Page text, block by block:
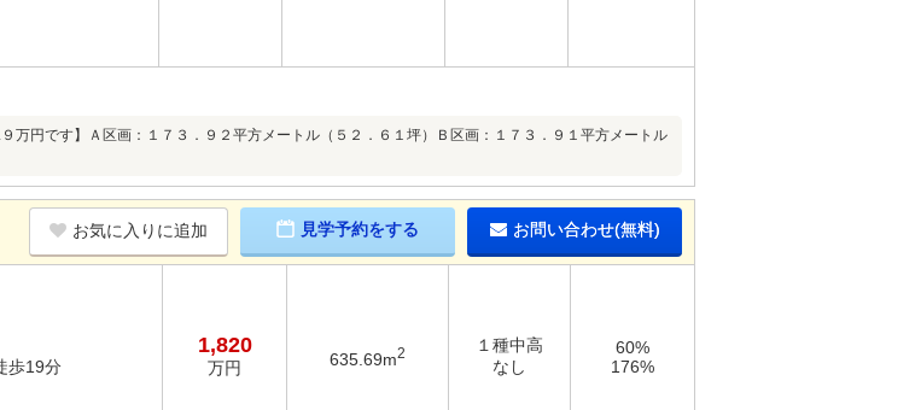
万円です】Ａ区画：１７３．９２平方メートル（５２．６１坪）Ｂ区画：１７３．９１平方メートル
お気に入りに追加 見学予約をする お問い合わせ(無料)
歩19分
1,820
万円 635.69m2
１種中高
なし
60%
176%